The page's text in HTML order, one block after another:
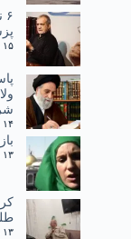
۱۵ مرداد ۱۴۰۵
۱۴ مرداد ۱۴۰۵
۱۳ مرداد ۱۴۰۵
۱۳ مرداد ۱۴۰۵